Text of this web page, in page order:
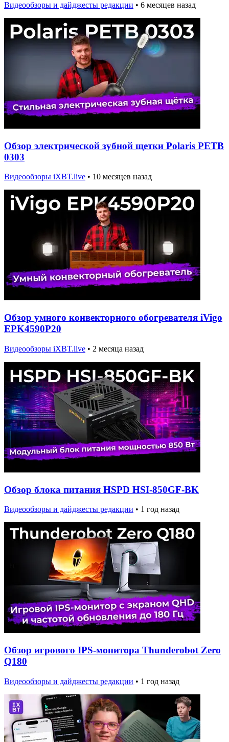
Видеообзоры и дайджесты редакции • 6 месяцев назад
Обзор электрической зубной щетки Polaris PETB
0303
Видеообзоры iXBT.live • 10 месяцев назад
Обзор умного конвекторного обогревателя iVigo
EPK4590P20
Видеообзоры iXBT.live • 2 месяца назад
Обзор блока питания HSPD HSI-850GF-BK
Видеообзоры и дайджесты редакции • 1 год назад
Обзор игрового IPS-монитора Thunderobot Zero
Q180
Видеообзоры и дайджесты редакции • 1 год назад